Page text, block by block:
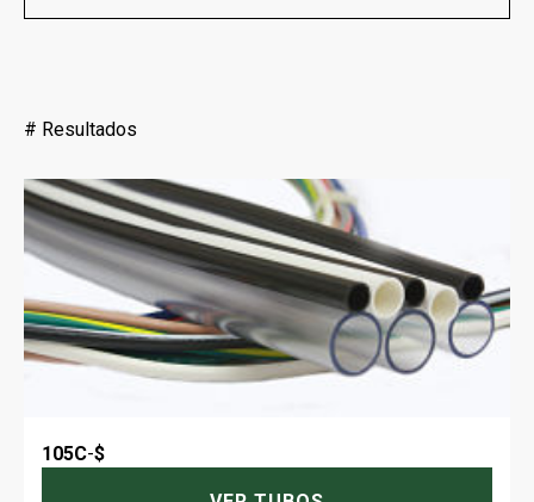
# Resultados
105C-$